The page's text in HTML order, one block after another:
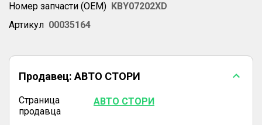
Номер запчасти (OEM) KBY07202XD
Артикул 00035164
Продавец: АВТО СТОРИ
Страница
продавца
АВТО СТОРИ